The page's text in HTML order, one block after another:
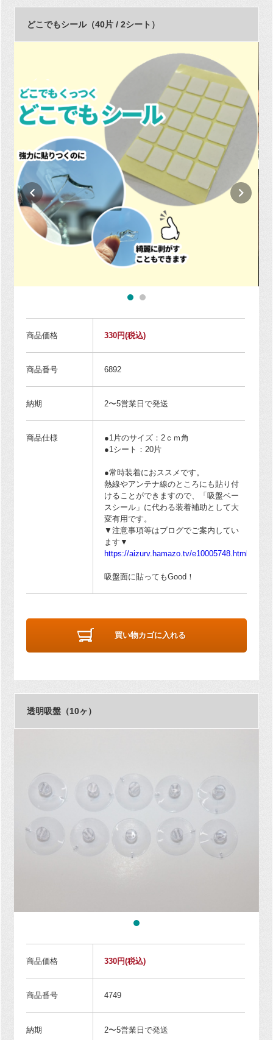
どこでもシール（40片 / 2シート）
商品価格 330円(税込)
商品番号 6892
納期 2〜5営業日で発送
商品仕様
●1片のサイズ：2ｃｍ角
●1シート：20片
●常時装着におススメです。
熱線やアンテナ線のところにも貼り付
けることができますので、「吸盤ベー
スシール」に代わる装着補助として大
変有用です。
▼注意事項等はブログでご案内してい
ます▼
https://aizurv.hamazo.tv/e10005748.html
吸盤面に貼ってもGood！
買い物カゴに入れる
透明吸盤（10ヶ）
商品価格 330円(税込)
商品番号 4749
納期 2〜5営業日で発送